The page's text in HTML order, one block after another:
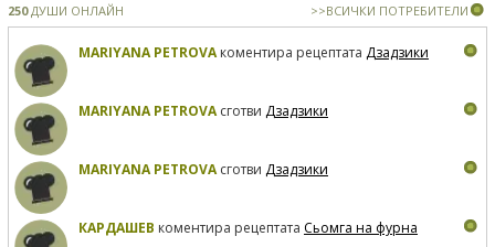
250ДУШИ ОНЛАЙН >>ВСИЧКИ ПОТРЕБИТЕЛИ
MARIYANA PETROVAкоментира рецептата Дзадзики
MARIYANA PETROVAсготви Дзадзики
MARIYANA PETROVAсготви Дзадзики
КАРДАШЕВ коментира рецептата Сьомга на фурна